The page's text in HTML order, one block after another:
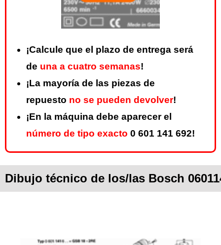
¡Calcule que el plazo de entrega será
de una a cuatro semanas!
¡La mayoría de las piezas de
repuesto no se pueden devolver!
¡En la máquina debe aparecer el
número de tipo exacto 0 601 141 692!
Dibujo técnico de los/las Bosch